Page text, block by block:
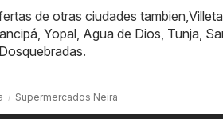
de otras ciudades tambien,Villeta
, Yopal, Agua de Dios, Tunja,
Dosquebradas.
Supermercados Neira